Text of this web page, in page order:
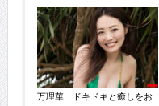
万理華 ドキドキと癒しをお